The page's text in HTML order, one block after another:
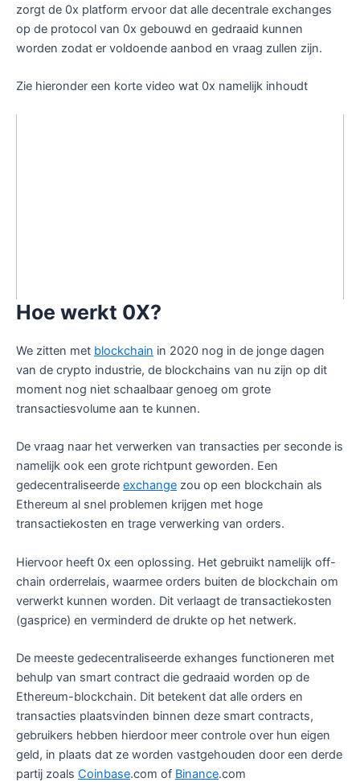
zorgt de 0x platform ervoor dat alle decentrale exchanges
op de protocol van 0x gebouwd en gedraaid kunnen
worden zodat er voldoende aanbod en vraag zullen zijn.
Zie hieronder een korte video wat 0x namelijk inhoudt
Hoe werkt 0X?
We zitten met blockchain in 2020 nog in de jonge dagen
van de crypto industrie, de blockchains van nu zijn op dit
moment nog niet schaalbaar genoeg om grote
transactiesvolume aan te kunnen.
De vraag naar het verwerken van transacties per seconde is
namelijk ook een grote richtpunt geworden. Een
gedecentraliseerde exchange zou op een blockchain als
Ethereum al snel problemen krijgen met hoge
transactiekosten en trage verwerking van orders.
Hiervoor heeft 0x een oplossing. Het gebruikt namelijk off-
chain orderrelais, waarmee orders buiten de blockchain om
verwerkt kunnen worden. Dit verlaagt de transactiekosten
(gasprice) en verminderd de drukte op het netwerk.
De meeste gedecentraliseerde exhanges functioneren met
behulp van smart contract die gedraaid worden op de
Ethereum-blockchain. Dit betekent dat alle orders en
transacties plaatsvinden binnen deze smart contracts,
gebruikers hebben hierdoor meer controle over hun eigen
geld, in plaats dat ze worden vastgehouden door een derde
partij zoals Coinbase.com of Binance.com